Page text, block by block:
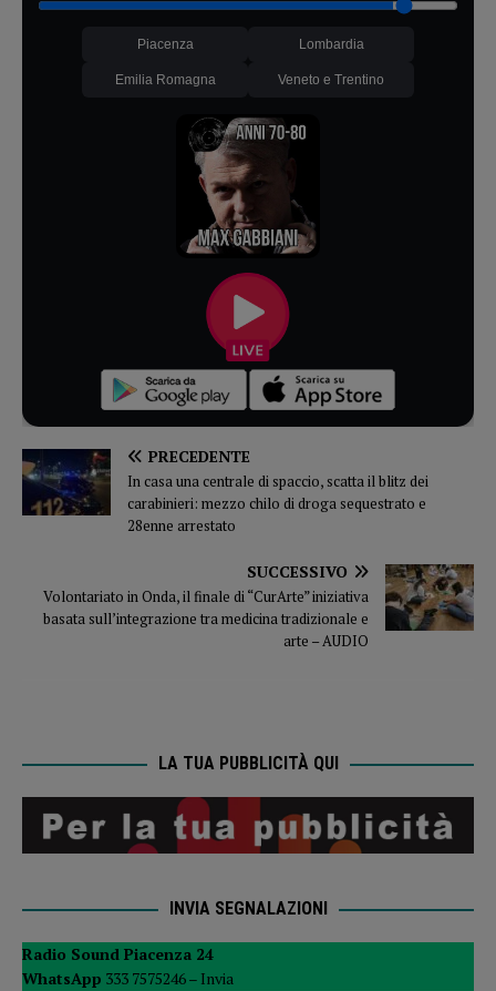
Piacenza Lombardia
Emilia Romagna Veneto e Trentino
PRECEDENTE
In casa una centrale di spaccio, scatta il blitz dei
carabinieri: mezzo chilo di droga sequestrato e
28enne arrestato
SUCCESSIVO
Volontariato in Onda, il finale di “CurArte” iniziativa
basata sull’integrazione tra medicina tradizionale e
arte – AUDIO
LA TUA PUBBLICITÀ QUI
INVIA SEGNALAZIONI
Radio Sound Piacenza 24
WhatsApp 333 7575246 – Invia